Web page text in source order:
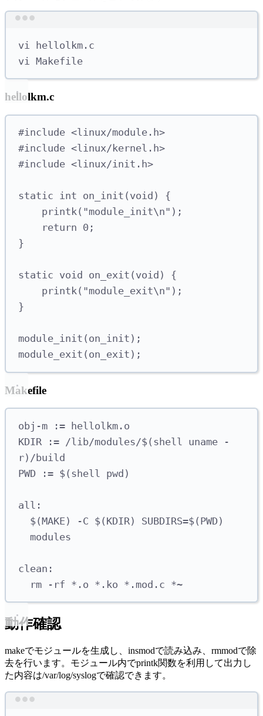
vi
hellolkm.c
vi
Makefile
hellolkm.c
#include <linux/module.h>
#include <linux/kernel.h>
#include <linux/init.h>
static int on_init ( void )
{
printk( "module_init\n" );
return 0 ;
}
static void on_exit ( void )
{
printk( "module_exit\n" );
}
module_init ( on_init );
module_exit ( on_exit );
Makefile
obj-m := hellolkm.o
KDIR := /lib/modules/$(shell uname -
r)/build
PWD := $(shell pwd)
all:
$(MAKE) -C $(KDIR) SUBDIRS=$(PWD)
modules
clean:
rm -rf *.o *.ko *.mod.c *~
動作確認
makeでモジュールを生成し、insmodで読み込み、rmmodで除
去を行います。モジュール内でprintk関数を利用して出力し
た内容は/var/log/syslogで確認できます。